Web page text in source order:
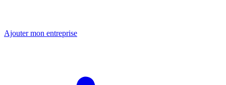
Ajouter mon entreprise